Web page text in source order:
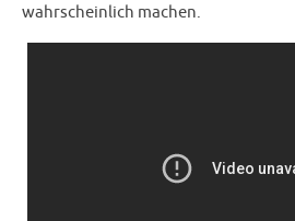
wahrscheinlich machen.